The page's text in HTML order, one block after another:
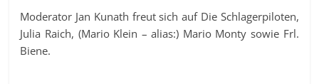
Moderator Jan Kunath freut sich auf Die Schlagerpiloten,
Julia Raich, (Mario Klein – alias:) Mario Monty sowie Frl.
Biene.